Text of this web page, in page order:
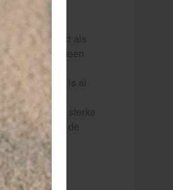
wordt gebruikt als
harpagosideen
groeiwijze, is al
of
heeft een sterke
geschikt voor de